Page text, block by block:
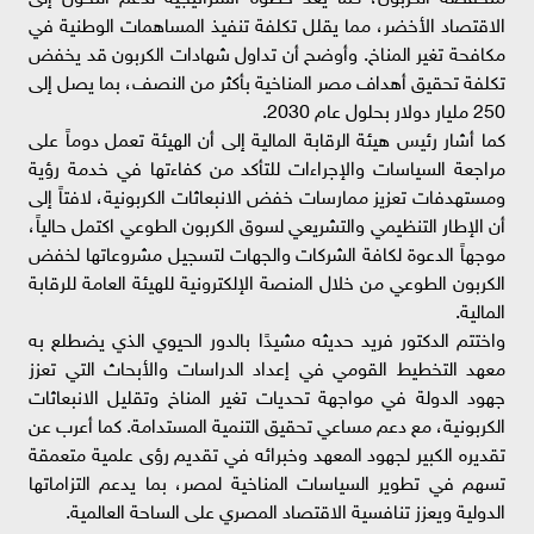
الاقتصاد الأخضر، مما يقلل تكلفة تنفيذ المساهمات الوطنية في
مكافحة تغير المناخ. وأوضح أن تداول شهادات الكربون قد يخفض
تكلفة تحقيق أهداف مصر المناخية بأكثر من النصف، بما يصل إلى
250 مليار دولار بحلول عام 2030.
كما أشار رئيس هيئة الرقابة المالية إلى أن الهيئة تعمل دوماً على
مراجعة السياسات والإجراءات للتأكد من كفاءتها في خدمة رؤية
ومستهدفات تعزيز ممارسات خفض الانبعاثات الكربونية، لافتاً إلى
أن الإطار التنظيمي والتشريعي لسوق الكربون الطوعي اكتمل حالياً،
موجهاً الدعوة لكافة الشركات والجهات لتسجيل مشروعاتها لخفض
الكربون الطوعي من خلال المنصة الإلكترونية للهيئة العامة للرقابة
المالية.
واختتم الدكتور فريد حديثه مشيدًا بالدور الحيوي الذي يضطلع به
معهد التخطيط القومي في إعداد الدراسات والأبحاث التي تعزز
جهود الدولة في مواجهة تحديات تغير المناخ وتقليل الانبعاثات
الكربونية، مع دعم مساعي تحقيق التنمية المستدامة. كما أعرب عن
تقديره الكبير لجهود المعهد وخبرائه في تقديم رؤى علمية متعمقة
تسهم في تطوير السياسات المناخية لمصر، بما يدعم التزاماتها
الدولية ويعزز تنافسية الاقتصاد المصري على الساحة العالمية.